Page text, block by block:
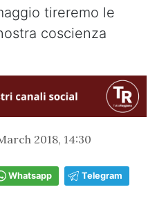
tireremo le
coscienza
2018, 14:30
Whatsapp Telegram